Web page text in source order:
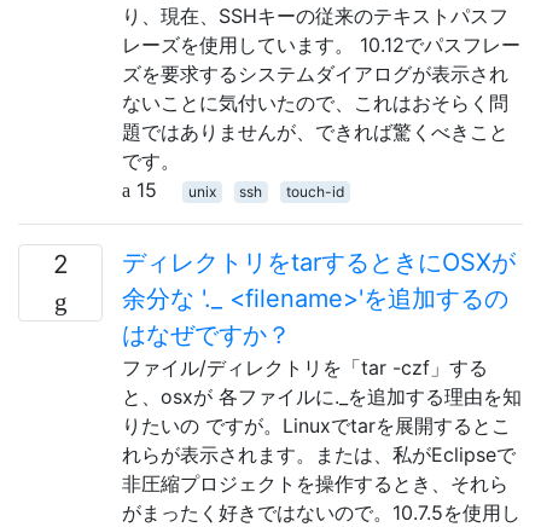
り、現在、SSHキーの従来のテキストパスフ
レーズを使用しています。 10.12でパスフレー
ズを要求するシステムダイアログが表示され
ないことに気付いたので、これはおそらく問
題ではありませんが、できれば驚くべきこと
です。
15
unix ssh touch-id
2
ディレクトリをtarするときにOSXが
余分な '._ <filename>'を追加するの
はなぜですか？
ファイル/ディレクトリを「tar -czf」する
と、osxが 各ファイルに._を追加する理由を知
りたいの ですが。Linuxでtarを展開するとこ
れらが表示されます。または、私がEclipseで
非圧縮プロジェクトを操作するとき、それら
がまったく好きではないので。10.7.5を使用し